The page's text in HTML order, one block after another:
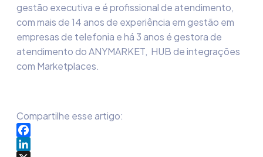
gestão executiva e é profissional de atendimento,
com mais de 14 anos de experiência em gestão em
empresas de telefonia e há 3 anos é gestora de
atendimento do ANYMARKET, HUB de integrações
com Marketplaces.
Compartilhe esse artigo:
Facebook